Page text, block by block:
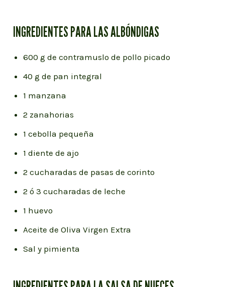
INGREDIENTES PARA LAS ALBÓNDIGAS
600 g de contramuslo de pollo picado
40 g de pan integral
1 manzana
2 zanahorias
1 cebolla pequeña
1 diente de ajo
2 cucharadas de pasas de corinto
2 ó 3 cucharadas de leche
1 huevo
Aceite de Oliva Virgen Extra
Sal y pimienta